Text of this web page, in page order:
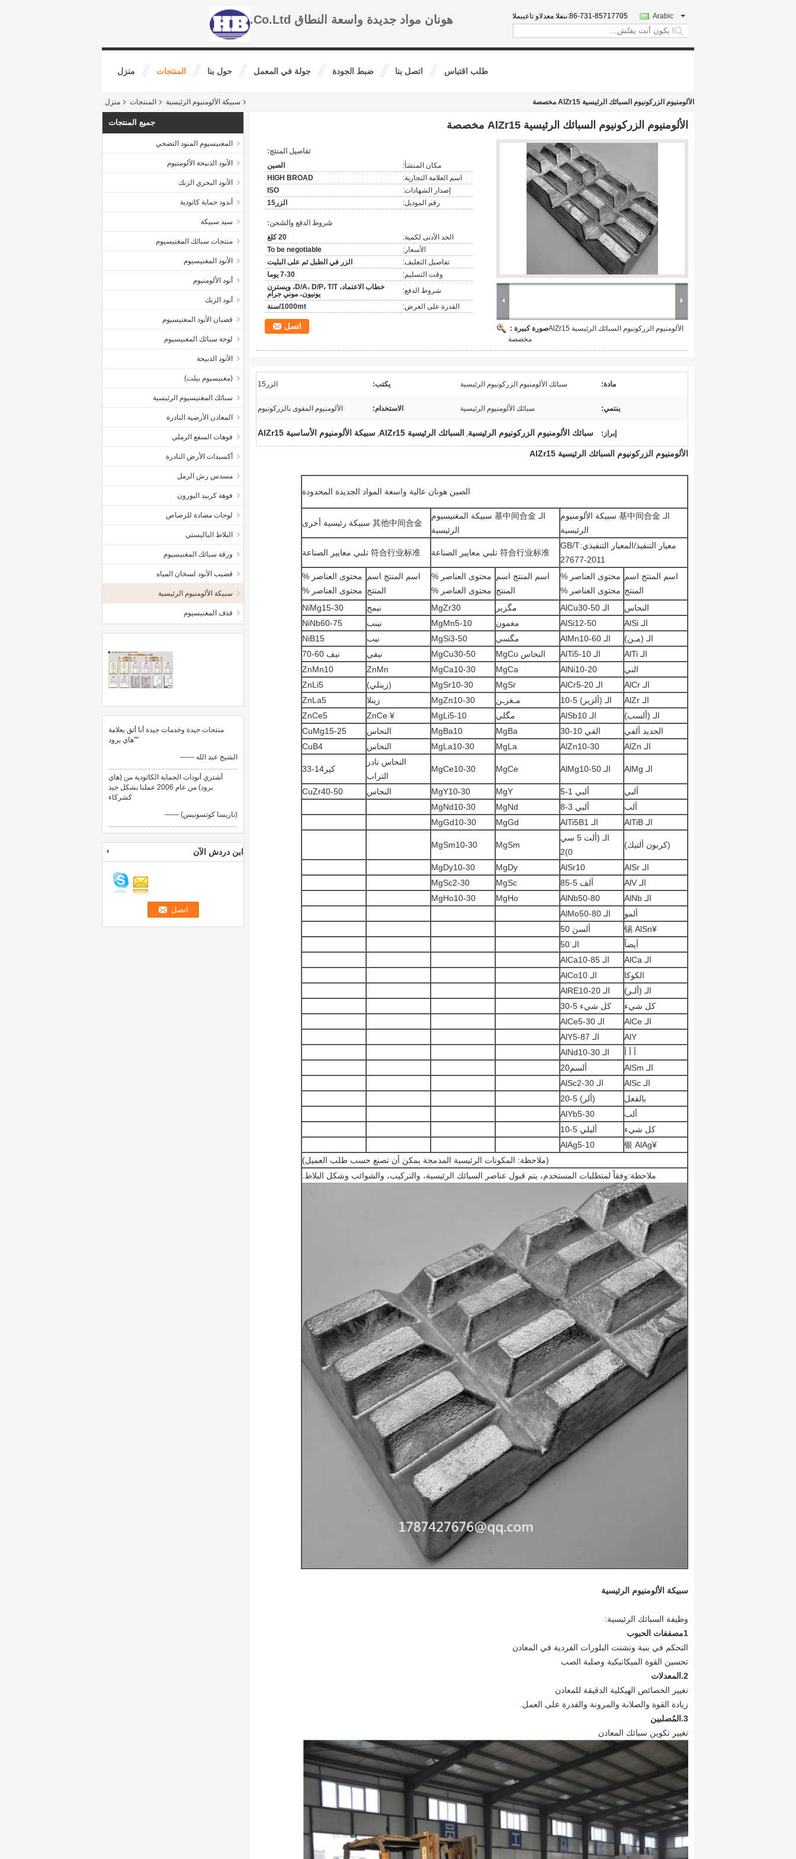
هونان مواد جديدة واسعة النطاق Co.Ltd. المبيعات والدعم الفنى:86-731-85717705 Arabic
search
منزل المنتجات حول بنا جولة في المعمل ضبط الجودة اتصل بنا طلب اقتباس
منزل المنتجات سبيكة الألومنيوم الرئيسية الألومنيوم الزركونيوم السبائك الرئيسية AlZr15 مخصصة
جميع المنتجات
المغنيسيوم المنود التضحي
الأنود الذبيحة الألومنيوم
الأنود البحري الزنك
أندود حماية كاتودية
سيد سبيكة
منتجات سبائك المغنيسيوم
الأنود المغنيسيوم
أنود الألومنيوم
أنود الزنك
قضبان الأنود المغنيسيوم
لوحة سبائك المغنيسيوم
الأنود الذبيحة
(مغنيسيوم بيلت)
سبائك المغنيسيوم الرئيسية
المعادن الأرضية النادرة
فوهات السفع الرملي
أكسيدات الأرض النادرة
مسدس رش الرمل
فوهة كربيد البورون
لوحات مضادة للرصاص
البلاط الباليستي
ورقة سبائك المغنيسيوم
قضيب الأنود لسخان المياه
سبيكة الألومنيوم الرئيسية
قذف المغنيسيوم
منتجات جيدة وخدمات جيدة أنا أثق بعلامة
"هاي برود"
—— الشيخ عبد الله
أشتري أنودات الحماية الكاثودية من (هاي
برود) من عام 2006 عملنا بشكل جيد
كشركاء
—— (ناريسا كوتسونيس)
ابن دردش الآن
الألومنيوم الزركونيوم السبائك الرئيسية AlZr15 مخصصة
صورة كبيرة :الألومنيوم الزركونيوم السبائك الرئيسية AlZr15
مخصصة
تفاصيل المنتج:
مكان المنشأ:
الصين
اسم العلامة التجارية:
HIGH BROAD
إصدار الشهادات:
ISO
رقم الموديل:
الزر15
شروط الدفع والشحن:
الحد الأدنى لكمية:
20 كلغ
الأسعار:
To be negotiable
تفاصيل التغليف:
الزر في الطبل ثم على البليت
وقت التسليم:
7-30 يوما
شروط الدفع:
خطاب الاعتماد، D/A، D/P، T/T، ويسترن
يونيون، موني جرام
القدرة على العرض:
1000mt/سنة
اتصل
مادة: سبائك الألومنيوم الزركونيوم الرئيسية يكتب: الزر15
ينتمي: سبائك الألومنيوم الرئيسية الاستخدام: الألومنيوم المقوى بالزركونيوم
إبراز: سبائك الألومنيوم الزركونيوم الرئيسية, السبائك الرئيسية AlZr15 , سبيكة الألومنيوم الأساسية AlZr15
الألومنيوم الزركونيوم السبائك الرئيسية AlZr15
الصين هونان عالية واسعة المواد الجديدة المحدودة
الـ 基中间合金 سبيكة الألومنيوم
الرئيسية
الـ 基中间合金 سبيكة المغنيسيوم
الرئيسية
其他中间合金 سبيكة رئيسية أخرى
معيار التنفيذ/المعيار التنفيذي:GB/T
27677-2011
符合行业标准 تلبي معايير الصناعة 符合行业标准 تلبي معايير الصناعة
اسم المنتج اسم
المنتج
محتوى العناصر %
محتوى العناصر %
اسم المنتج اسم
المنتج
محتوى العناصر %
محتوى العناصر %
اسم المنتج اسم
المنتج
محتوى العناصر %
محتوى العناصر %
النحاس
الـ AlCu30-50 مگزير MgZr30 نيمج
NiMg15-30
الـ AlSi
AlSi12-50 مغمون MgMn5-10 نينب
NiNb60-75
الـ (مـن)
الـ AlMn10-60 مگسي MgSi3-50 نيب
NiB15
الـ AlTi
الـ AlTi5-10 النحاس MgCu MgCu30-50 نيفي
نيف 60-70
الني
AlNi10-20
MgCa
MgCa10-30
ZnMn10
الـ AlCr
الـ AlCr5-20 MgSr10-30 (زينلي)
ZnLi5
الـ AlZr
الـ (ألزير) 5-10 مـغزـن MgZn10-30 ‬ زينلا
ZnLa5
الـ (ألسب)
الـ AlSb10 مگلي MgLi5-10
¥ ZnCe
ZnCe5
الحديد ألفي
الفي 10-30 MgBa10 النحاس
CuMg15-25
الـ AlZn
AlZn10-30
MgLa10-30 النحاس CuB4
الـ AlMg الـ AlMg10-50 MgCe10-30
النحاس نادر
التراب
كير14-33
ألبي ألبي 1-5 MgY10-30 النحاس
CuZr40-50
ألب
ألبي 3-8
MgNd10-30
الـ AlTiB
الـ AlTi5B1 MgGd10-30
(كربون ألتيك)
الـ (ألت 5 سي
0)2
MgSm10-30
الـ AlSr AlSr10
MgDy10-30
الـ AlV
ألف 5-85
MgSc2-30
الـ AlNb
AlNb50-80
MgHo10-30
ألمو
الـ AlMo50-80
¥锡 AlSn
ألسن 50
‬ أيضاً
الـ 50
الـ AlCa
الـ AlCa10-85
الكوكا
الـ AlCo10
الـ (ألـر)
الـ AlRE10-20
كل شيء
كل شيء 5-30
الـ AlCe
الـ AlCe5-30
AlY
الـ AlY5-87
‬ أ أ أ
الـ AlNd10-30
الـ AlSm
ألسم20
الـ AlSc
الـ AlSc2-30
‬ بالفعل
(ألر) 5-20
ألب
AlYb5-30
كل شيء
أليلي 5-10
¥银 AlAg
AlAg5-10
(ملاحظة: المكونات الرئيسية المدمجة يمكن أن تصنع حسب طلب العميل)
ملاحظة:وفقاً لمتطلبات المستخدم، يتم قبول عناصر السبائك الرئيسية، والتركيب، والشوائب وشكل البلاط.
سبيكة الألومنيوم الرئيسية
وظيفة السبائك الرئيسية:
1مصففات الحبوب
التحكم في بنية وتشتت البلورات الفردية في المعادن
تحسين القوة الميكانيكية وصلبة الصب
2.المعدلات
تغيير الخصائص الهيكلية الدقيقة للمعادن
زيادة القوة والصلابة والمرونة والقدرة على العمل.
3.المُصلبين
تغيير تكوين سبائك المعادن